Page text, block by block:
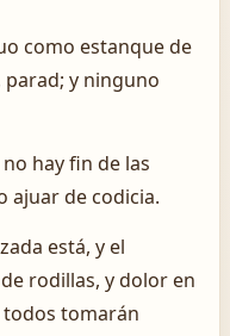
como estanque de
parad; y ninguno
hay fin de las
ajuar de codicia.
está, y el
rodillas, y dolor en
tomarán